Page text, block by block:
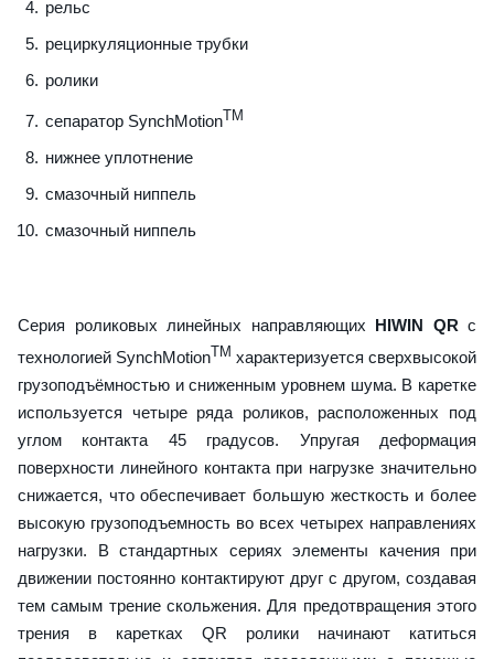
рельс
рециркуляционные трубки
ролики
сепаратор SynchMotion TM
нижнее уплотнение
смазочный ниппель
смазочный ниппель
Серия роликовых линейных направляющих HIWIN QR с
технологией SynchMotion TM характеризуется сверхвысокой
грузоподъёмностью и сниженным уровнем шума. В каретке
используется четыре ряда роликов, расположенных под
углом контакта 45 градусов. Упругая деформация
поверхности линейного контакта при нагрузке значительно
снижается, что обеспечивает большую жесткость и более
высокую грузоподъемность во всех четырех направлениях
нагрузки. В стандартных сериях элементы качения при
движении постоянно контактируют друг с другом, создавая
тем самым трение скольжения. Для предотвращения этого
трения в каретках QR ролики начинают катиться